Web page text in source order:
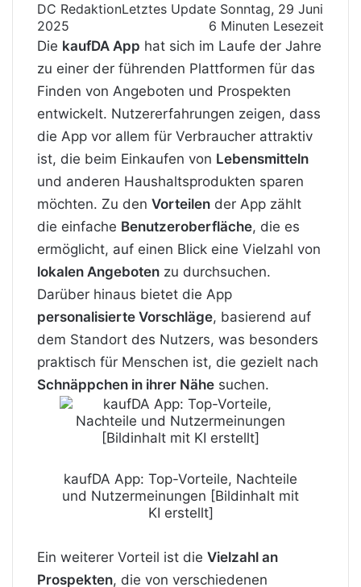
DC RedaktionLetztes Update Sonntag, 29 Juni
2025
6 Minuten Lesezeit
Die kaufDA App hat sich im Laufe der Jahre
zu einer der führenden Plattformen für das
Finden von Angeboten und Prospekten
entwickelt. Nutzererfahrungen zeigen, dass
die App vor allem für Verbraucher attraktiv
ist, die beim Einkaufen von Lebensmitteln
und anderen Haushaltsprodukten sparen
möchten. Zu den Vorteilen der App zählt
die einfache Benutzeroberfläche, die es
ermöglicht, auf einen Blick eine Vielzahl von
lokalen Angeboten zu durchsuchen.
Darüber hinaus bietet die App
personalisierte Vorschläge, basierend auf
dem Standort des Nutzers, was besonders
praktisch für Menschen ist, die gezielt nach
Schnäppchen in ihrer Nähe suchen.
kaufDA App: Top-Vorteile, Nachteile
und Nutzermeinungen [Bildinhalt mit
KI erstellt]
Ein weiterer Vorteil ist die Vielzahl an
Prospekten, die von verschiedenen